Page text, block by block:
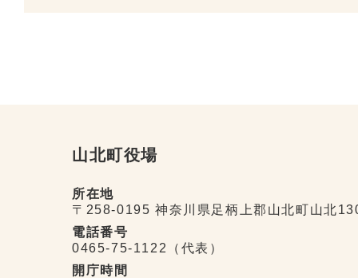
山北町役場
所在地
〒258-0195 神奈川県足柄上郡山北町山北
電話番号
0465-75-1122（代表）
開庁時間